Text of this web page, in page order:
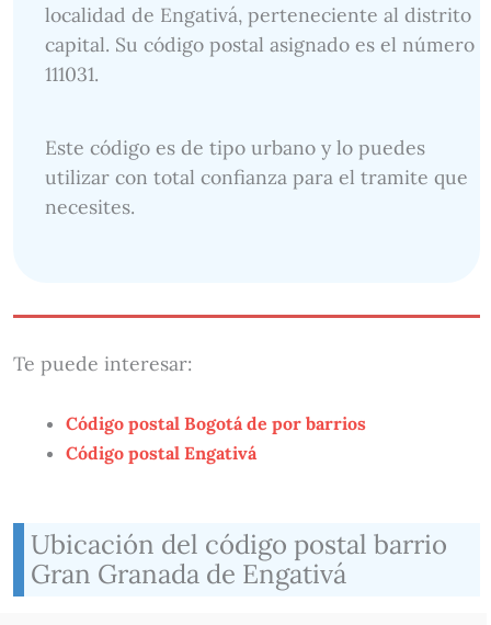
localidad de Engativá, perteneciente al distrito
capital. Su código postal asignado es el número
111031.
Este código es de tipo urbano y lo puedes
utilizar con total confianza para el tramite que
necesites.
Te puede interesar:
Código postal Bogotá de por barrios
Código postal Engativá
Ubicación del código postal barrio
Gran Granada de Engativá